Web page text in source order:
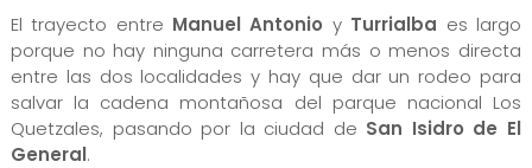
El trayecto entre Manuel Antonio y Turrialba es largo
porque no hay ninguna carretera más o menos directa
entre las dos localidades y hay que dar un rodeo para
salvar la cadena montañosa del parque nacional Los
Quetzales, pasando por la ciudad de San Isidro de El
General.